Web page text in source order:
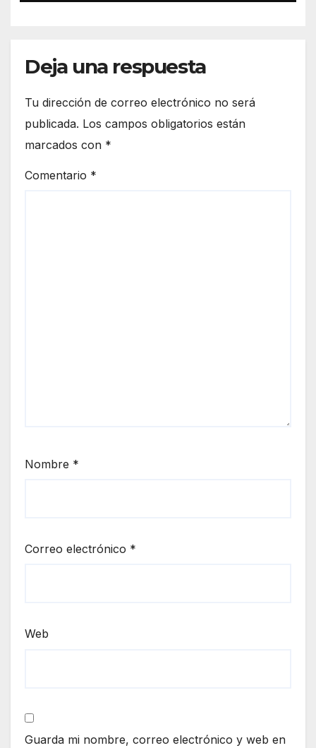
Deja una respuesta
Tu dirección de correo electrónico no será
publicada. Los campos obligatorios están
marcados con *
Comentario *
Nombre *
Correo electrónico *
Web
Guarda mi nombre, correo electrónico y web en